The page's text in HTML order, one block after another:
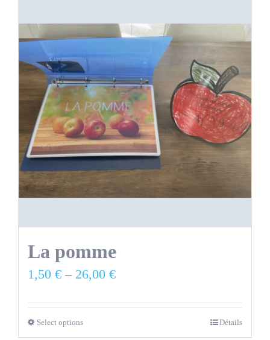
La pomme
1,50 €– 26,00 €
Select options Détails